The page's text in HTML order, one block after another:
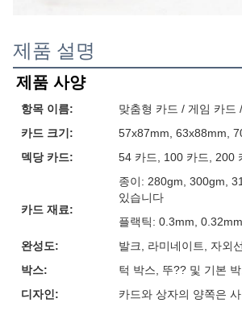
제품 설명
제품 사양
항목 이름:
맞춤형 카드 / 게임 카드
카드 크기:
57x87mm, 63x88mm,
덱당 카드:
54 카드, 100 카드, 200
카드 재료:
종이: 280gm, 300gm,
있습니다
플랙틱: 0.3mm,
완성도:
발크, 라미네이트, 자외
박스:
턱 박스, 뚜?? 및 기본
디자인:
카드와 상자의 양쪽은